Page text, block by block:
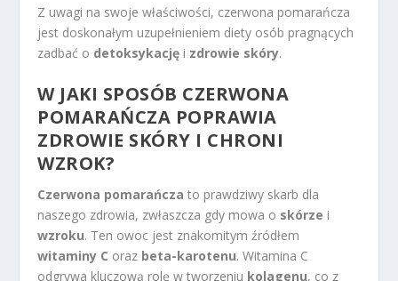
Z uwagi na swoje właściwości, czerwona pomarańcza
jest doskonałym uzupełnieniem diety osób pragnących
zadbać o detoksykację i zdrowie skóry.
W JAKI SPOSÓB CZERWONA
POMARAŃCZA POPRAWIA
ZDROWIE SKÓRY I CHRONI
WZROK?
Czerwona pomarańcza to prawdziwy skarb dla
naszego zdrowia, zwłaszcza gdy mowa o skórze i
wzroku. Ten owoc jest znakomitym źródłem
witaminy C oraz beta-karotenu. Witamina C
odgrywa kluczową rolę w tworzeniu kolagenu, co z